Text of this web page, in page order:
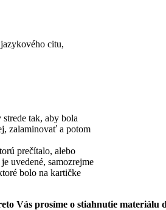
citu,
tak, aby bola
zalaminovať a potom
prečítalo, alebo
uvedené, samozrejme
bolo na kartičke
Vás prosíme o stiahnutie materiálu